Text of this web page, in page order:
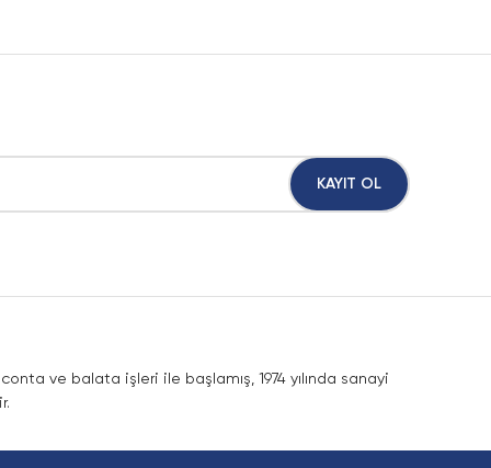
KAYIT OL
ve balata işleri ile başlamış, 1974 yılında sanayi